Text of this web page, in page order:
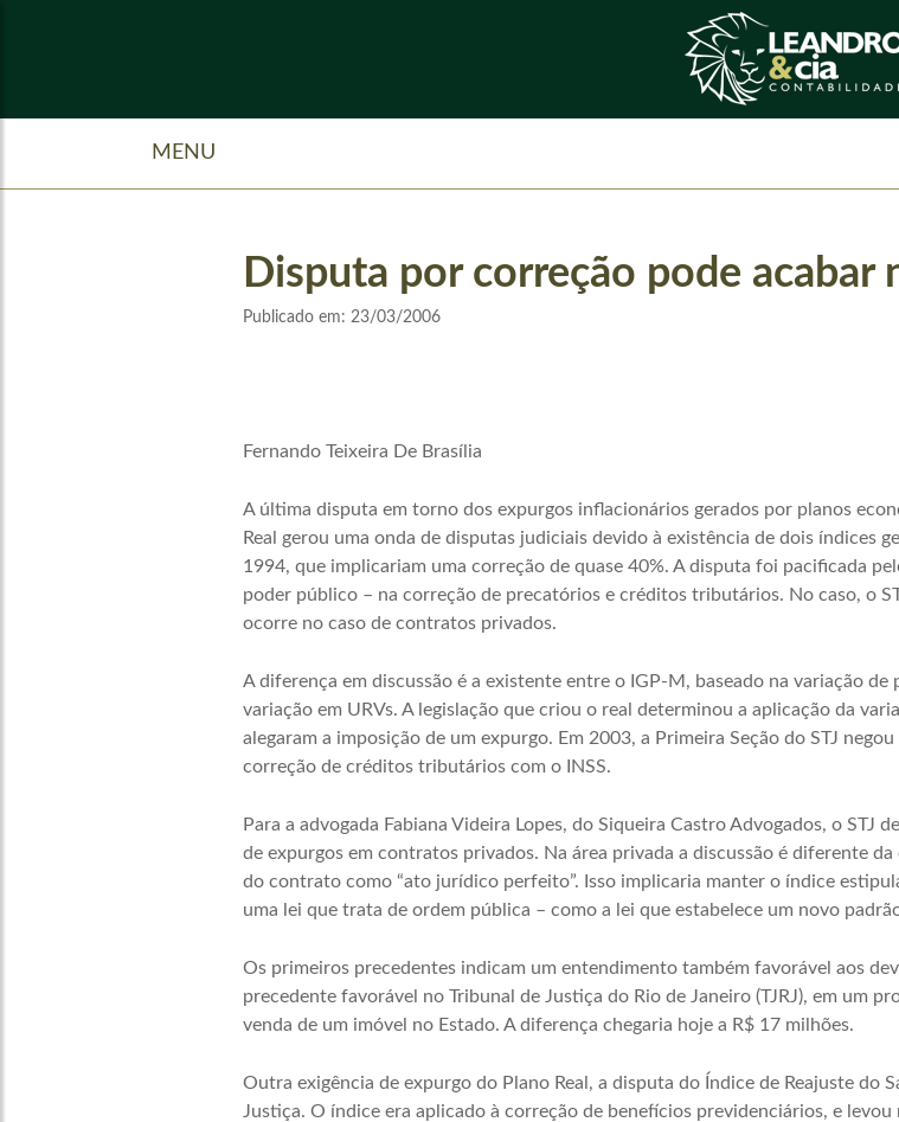
MENU
Disputa por correção pode acabar
Publicado em: 23/03/2006
Fernando Teixeira De Brasília
A última disputa em torno dos expurgos inflacionários gerados por planos
Real gerou uma onda de disputas judiciais devido à existência de dois índices
1994, que implicariam uma correção de quase 40%. A disputa foi pacificada
poder público – na correção de precatórios e créditos tributários. No caso, o
ocorre no caso de contratos privados.
A diferença em discussão é a existente entre o IGP-M, baseado na variação de
variação em URVs. A legislação que criou o real determinou a aplicação da
alegaram a imposição de um expurgo. Em 2003, a Primeira Seção do STJ
correção de créditos tributários com o INSS.
Para a advogada Fabiana Videira Lopes, do Siqueira Castro Advogados, o STJ
de expurgos em contratos privados. Na área privada a discussão é diferente
do contrato como “ato jurídico perfeito”. Isso implicaria manter o índice
uma lei que trata de ordem pública – como a lei que estabelece um novo
Os primeiros precedentes indicam um entendimento também favorável aos
precedente favorável no Tribunal de Justiça do Rio de Janeiro (TJRJ), em um
venda de um imóvel no Estado. A diferença chegaria hoje a R$ 17 milhões.
Outra exigência de expurgo do Plano Real, a disputa do Índice de Reajuste do
Justiça. O índice era aplicado à correção de benefícios previdenciários, e levou